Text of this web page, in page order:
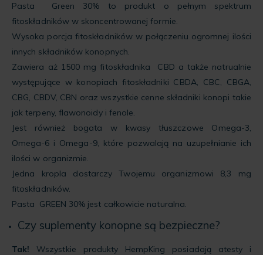
Pasta Green 30% to produkt o pełnym spektrum
fitoskładników w skoncentrowanej formie.
Wysoka porcja fitoskładników w połączeniu ogromnej ilości
innych składników konopnych.
Zawiera aż 1500 mg fitoskładnika CBD a także natrualnie
występujące w konopiach fitoskładniki CBDA, CBC, CBGA,
CBG, CBDV, CBN oraz wszystkie cenne składniki konopi takie
jak terpeny, flawonoidy i fenole.
Jest również bogata w kwasy tłuszczowe Omega-3,
Omega-6 i Omega-9, które pozwalają na uzupełnianie ich
ilości w organizmie.
Jedna kropla dostarczy Twojemu organizmowi 8,3 mg
fitoskładników.
Pasta GREEN 30% jest całkowicie naturalna.
Czy suplementy konopne są bezpieczne?
Tak! Wszystkie produkty HempKing posiadają atesty i